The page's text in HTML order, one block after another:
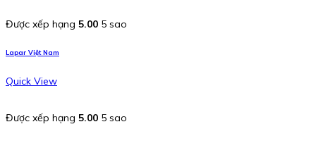
Được xếp hạng 5.00 5 sao
Lapar Việt Nam
Quick View
Được xếp hạng 5.00 5 sao